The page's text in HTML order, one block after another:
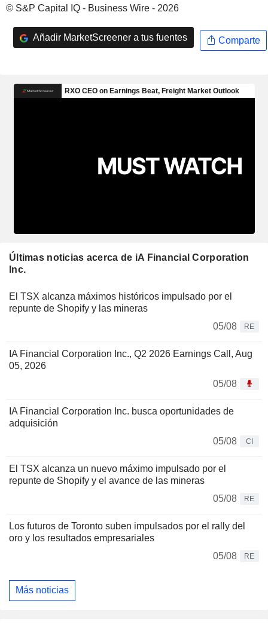
© S&P Capital IQ - Business Wire - 2026
Añadir MarketScreener a tus fuentes Comparte
Últimas noticias acerca de iA Financial Corporation
Inc.
El TSX alcanza máximos históricos impulsado por el
repunte de Shopify y las mineras
05/08
RE
IA Financial Corporation Inc., Q2 2026 Earnings Call, Aug
05, 2026
05/08
IA Financial Corporation Inc. busca oportunidades de
adquisición
05/08
CI
El TSX alcanza un nuevo máximo impulsado por el
repunte de Shopify y el avance de las mineras
05/08
RE
Los futuros de Toronto suben impulsados por el rally del
oro y los resultados empresariales
05/08
RE
Más noticias